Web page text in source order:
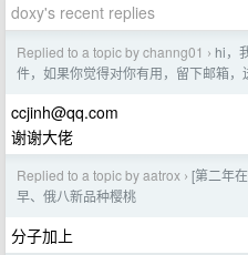
doxy's recent replies
Replied to a topic by channg01 › hi，
件，如果你觉得对你有用，留下邮箱，
ccjinh@qq.com
谢谢大佬
Replied to a topic by aatrox › [第二年
早、俄八新品种樱桃
分子加上